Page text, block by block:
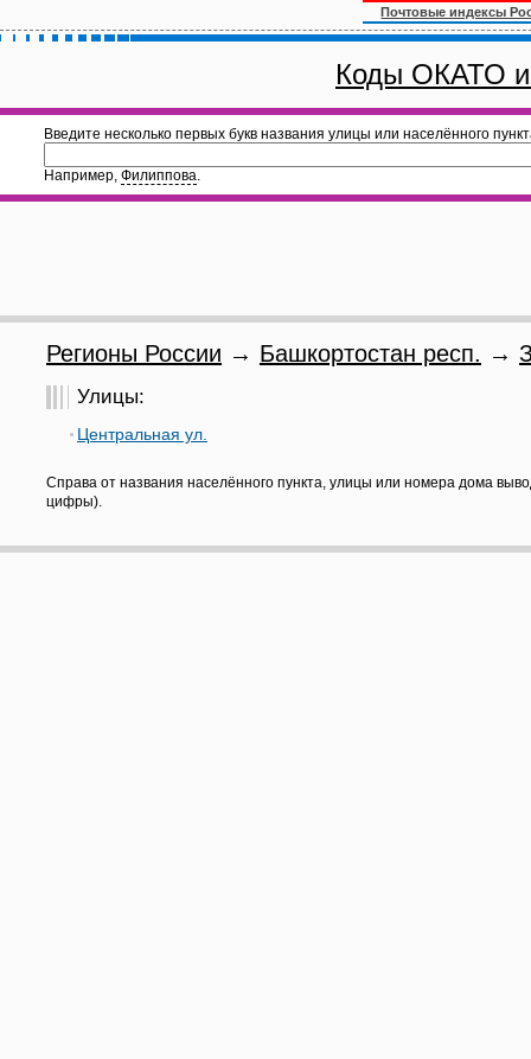
Почтовые индексы
Коды ОКАТО
Введите несколько первых букв названия улицы или населённого
Например, Филиппова.
Регионы России → Башкортостан респ. →
Улицы:
Центральная ул.
Справа от названия населённого пункта, улицы или номера дома
цифры).